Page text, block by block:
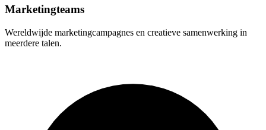
Marketingteams
Wereldwijde marketingcampagnes en creatieve samenwerking in
meerdere talen.